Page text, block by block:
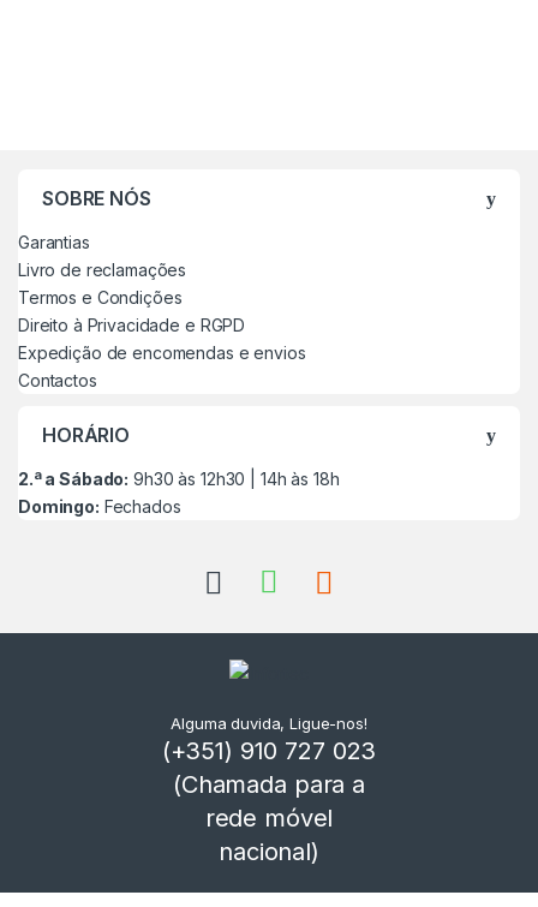
SOBRE NÓS
Garantias
Livro de reclamações
Termos e Condições
Direito à Privacidade e RGPD
Expedição de encomendas e envios
Contactos
HORÁRIO
2.ª a Sábado: 9h30 às 12h30 | 14h às 18h
Domingo: Fechados
Alguma duvida, Ligue-nos!
(+351) 910 727 023
(Chamada para a
rede móvel
nacional)